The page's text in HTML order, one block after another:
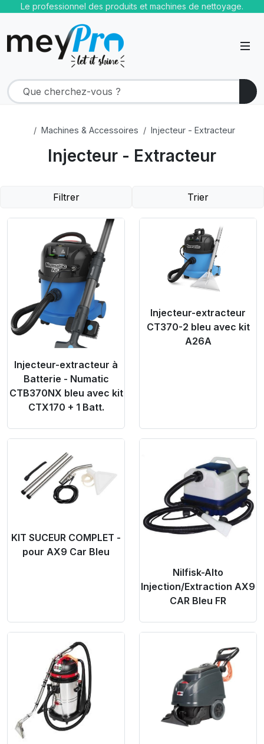
Le professionnel des produits et machines de nettoyage.
Machines & Accessoires Injecteur - Extracteur
Injecteur - Extracteur
Filtrer Trier
Product Link
Injecteur-extracteur à
Batterie - Numatic
CTB370NX bleu avec kit
CTX170 + 1 Batt.
Product Link
Injecteur-extracteur
CT370-2 bleu avec kit
A26A
Product Link
KIT SUCEUR COMPLET -
pour AX9 Car Bleu
Nilfisk-Alto
Injection/Extraction AX9
CAR Bleu FR
Product Link